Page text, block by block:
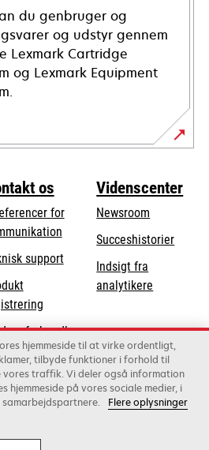
du genbruger og
og udstyr gennem
Lexmark Cartridge
og Lexmark Equipment
os
for
supportopens
tab
en forhandler
over
Videnscenter
Newsroom
Succeshistorier
Indsigt fra
analytikere
Inc., et Xerox-selskab
forbeholdes.
hjemmeside til at virke ordentligt,
tilbyde funktioner i forhold til
vores traffik. Vi deler også information
hjemmeside på vores sociale medier, i
Flere oplysninger